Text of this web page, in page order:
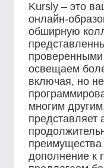
Kursly – это
онлайн-
обширную
освещаем
включая, но
многим
представляет
преимущества
дополнение к